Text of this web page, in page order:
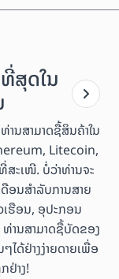
ສຸດໃນ
ນສາມາດຊື້ສິນຄ້າໃນ
Litecoin,
ະເໜີ. ບໍ່ວ່າທ່ານຈະ
ອນສຳລັບການສາຍ
ເຮືອນ, ອຸປະກອນ
ານສາມາດຊື້ບັດຂອງ
ດ້ຢ່າງງ່າຍດາຍເພື່ອ
ຢ່າງ!